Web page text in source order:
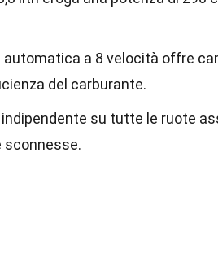
a 8 velocità offre
del carburante.
su tutte le ruote
sconnesse.